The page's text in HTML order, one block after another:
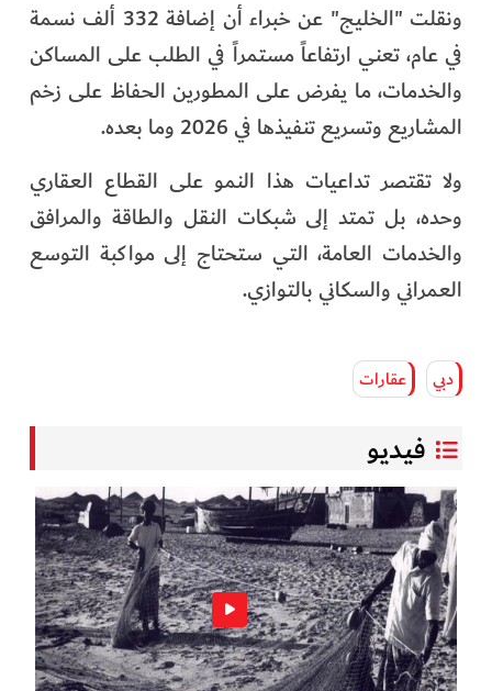
ونقلت "الخليج" عن خبراء أن إضافة 332 ألف نسمة
في عام، تعني ارتفاعاً مستمراً في الطلب على المساكن
والخدمات، ما يفرض على المطورين الحفاظ على زخم
المشاريع وتسريع تنفيذها في 2026 وما بعده.
ولا تقتصر تداعيات هذا النمو على القطاع العقاري
وحده، بل تمتد إلى شبكات النقل والطاقة والمرافق
والخدمات العامة، التي ستحتاج إلى مواكبة التوسع
العمراني والسكاني بالتوازي.
دبي عقارات
فيديو